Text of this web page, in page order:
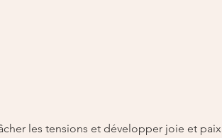
les tensions et développer joie et paix